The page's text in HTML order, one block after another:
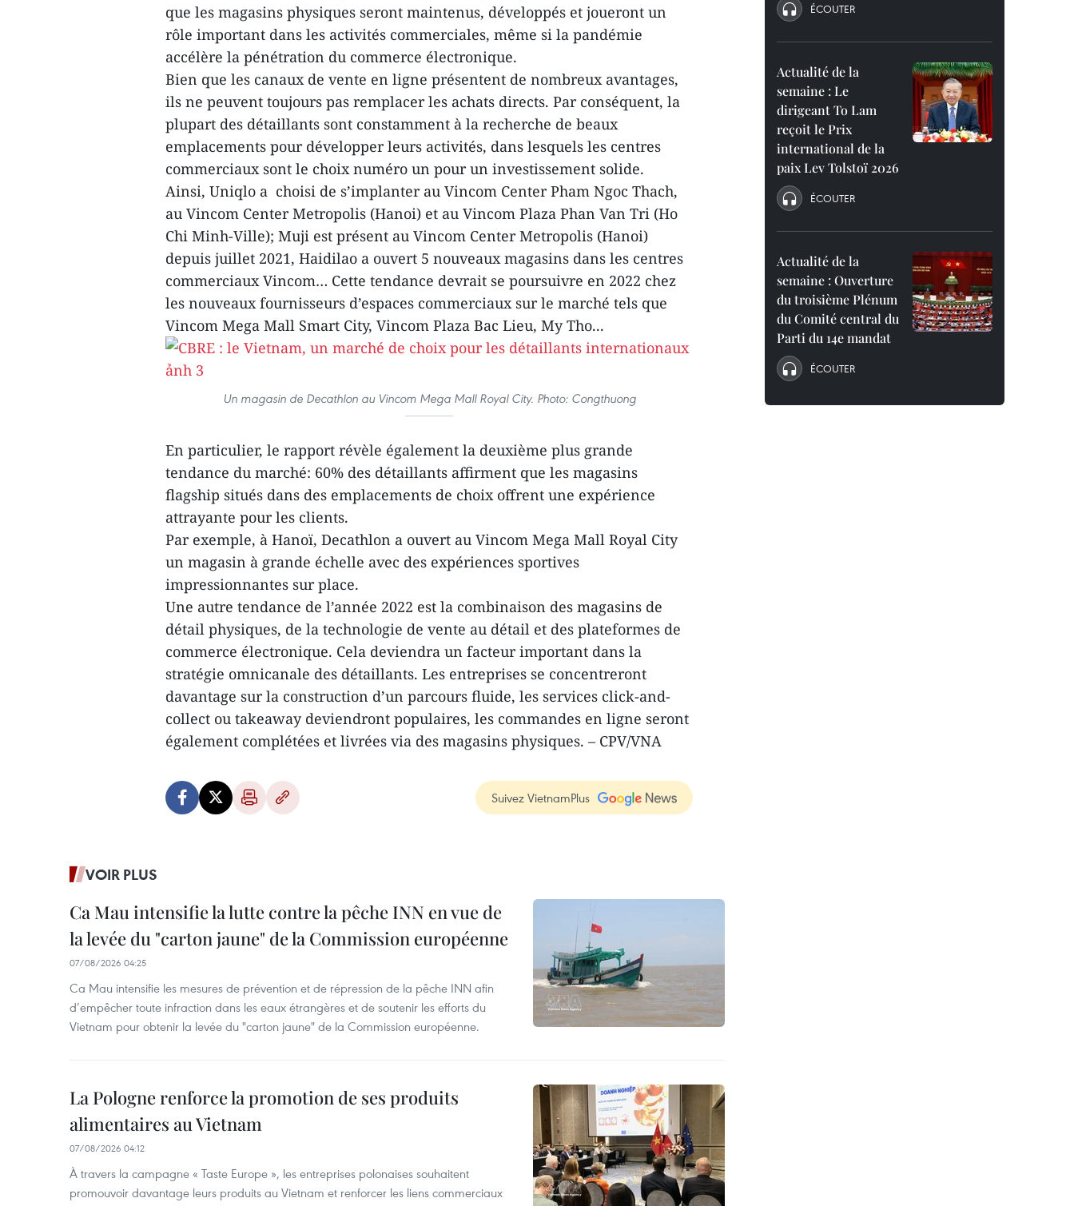
que les magasins physiques seront maintenus, développés et joueront un
rôle important dans les activités commerciales, même si la pandémie
accélère la pénétration du commerce électronique.
Bien que les canaux de vente en ligne présentent de nombreux avantages,
ils ne peuvent toujours pas remplacer les achats directs. Par conséquent, la
plupart des détaillants sont constamment à la recherche de beaux
emplacements pour développer leurs activités, dans lesquels les centres
commerciaux sont le choix numéro un pour un investissement solide.
Ainsi, Uniqlo a choisi de s’implanter au Vincom Center Pham Ngoc Thach,
au Vincom Center Metropolis (Hanoi) et au Vincom Plaza Phan Van Tri (Ho
Chi Minh-Ville); Muji est présent au Vincom Center Metropolis (Hanoi)
depuis juillet 2021, Haidilao a ouvert 5 nouveaux magasins dans les centres
commerciaux Vincom… Cette tendance devrait se poursuivre en 2022 chez
les nouveaux fournisseurs d’espaces commerciaux sur le marché tels que
Vincom Mega Mall Smart City, Vincom Plaza Bac Lieu, My Tho...
Un magasin de Decathlon au Vincom Mega Mall Royal City. Photo: Congthuong
En particulier, le rapport révèle également la deuxième plus grande
tendance du marché: 60% des détaillants affirment que les magasins
flagship situés dans des emplacements de choix offrent une expérience
attrayante pour les clients.
Par exemple, à Hanoï, Decathlon a ouvert au Vincom Mega Mall Royal City
un magasin à grande échelle avec des expériences sportives
impressionnantes sur place.
Une autre tendance de l’année 2022 est la combinaison des magasins de
détail physiques, de la technologie de vente au détail et des plateformes de
commerce électronique. Cela deviendra un facteur important dans la
stratégie omnicanale des détaillants. Les entreprises se concentreront
davantage sur la construction d’un parcours fluide, les services click-and-
collect ou takeaway deviendront populaires, les commandes en ligne seront
également complétées et livrées via des magasins physiques. – CPV/VNA
Suivez VietnamPlus
VOIR PLUS
Ca Mau intensifie la lutte contre la pêche INN en vue de
la levée du "carton jaune" de la Commission européenne
07/08/2026 04:25
Ca Mau intensifie les mesures de prévention et de répression de la pêche INN afin
d’empêcher toute infraction dans les eaux étrangères et de soutenir les efforts du
Vietnam pour obtenir la levée du "carton jaune" de la Commission européenne.
La Pologne renforce la promotion de ses produits
alimentaires au Vietnam
07/08/2026 04:12
À travers la campagne « Taste Europe », les entreprises polonaises souhaitent
promouvoir davantage leurs produits au Vietnam et renforcer les liens commerciaux
ÉCOUTER
Actualité de la
semaine : Le
dirigeant To Lam
reçoit le Prix
international de la
paix Lev Tolstoï 2026
ÉCOUTER
Actualité de la
semaine : Ouverture
du troisième Plénum
du Comité central du
Parti du 14e mandat
ÉCOUTER